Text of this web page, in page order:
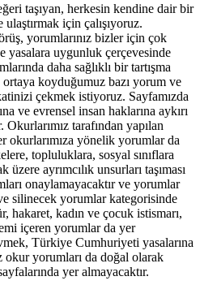
taşıyan, herkesin kendine dair bir
için çalışıyoruz.
yorumlarınız bizler için çok
yasalara uygunluk çerçevesinde
daha sağlıklı bir tartışma
ortaya koyduğumuz bazı yorum ve
çekmek istiyoruz. Sayfamızda
ve evrensel insan haklarına aykırı
tarafından yapılan
okurlarımıza yönelik yorumlar da
topluluklara, sosyal sınıflara
ayrımcılık unsurları taşıması
onaylamayacaktır ve yorumlar
silinecek yorumlar kategorisinde
hakaret, kadın ve çocuk istismarı,
içeren yorumlar da yer
Türkiye Cumhuriyeti yasalarına
okur yorumları da doğal olarak
yer almayacaktır.